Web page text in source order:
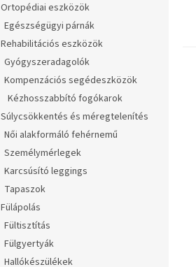
Ortopédiai eszközök
Egészségügyi párnák
Rehabilitációs eszközök
Gyógyszeradagolók
Kompenzációs segédeszközök
Kézhosszabbító fogókarok
Súlycsökkentés és méregtelenítés
Női alakformáló fehérnemű
Személymérlegek
Karcsúsító leggings
Tapaszok
Fülápolás
Fültisztítás
Fülgyertyák
Hallókészülékek